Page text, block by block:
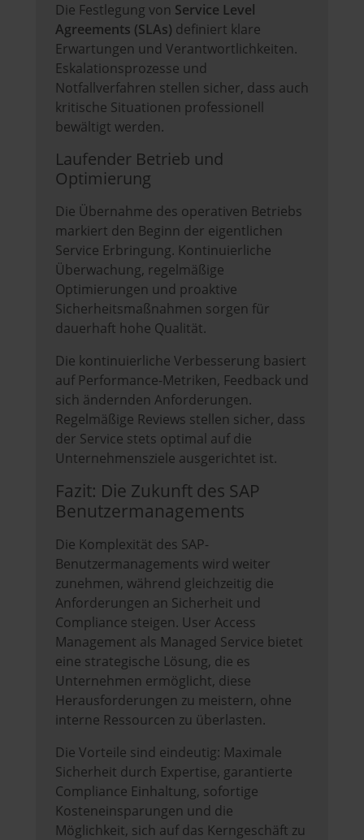
Die Festlegung von Service Level
Agreements (SLAs) definiert klare
Erwartungen und Verantwortlichkeiten.
Eskalationsprozesse und
Notfallverfahren stellen sicher, dass auch
kritische Situationen professionell
bewältigt werden.
Laufender Betrieb und
Optimierung
Die Übernahme des operativen Betriebs
markiert den Beginn der eigentlichen
Service Erbringung. Kontinuierliche
Überwachung, regelmäßige
Optimierungen und proaktive
Sicherheitsmaßnahmen sorgen für
dauerhaft hohe Qualität.
Die kontinuierliche Verbesserung basiert
auf Performance-Metriken, Feedback und
sich ändernden Anforderungen.
Regelmäßige Reviews stellen sicher, dass
der Service stets optimal auf die
Unternehmensziele ausgerichtet ist.
Fazit: Die Zukunft des SAP
Benutzermanagements
Die Komplexität des SAP-
Benutzermanagements wird weiter
zunehmen, während gleichzeitig die
Anforderungen an Sicherheit und
Compliance steigen. User Access
Management als Managed Service bietet
eine strategische Lösung, die es
Unternehmen ermöglicht, diese
Herausforderungen zu meistern, ohne
interne Ressourcen zu überlasten.
Die Vorteile sind eindeutig: Maximale
Sicherheit durch Expertise, garantierte
Compliance Einhaltung, sofortige
Kosteneinsparungen und die
Möglichkeit, sich auf das Kerngeschäft zu